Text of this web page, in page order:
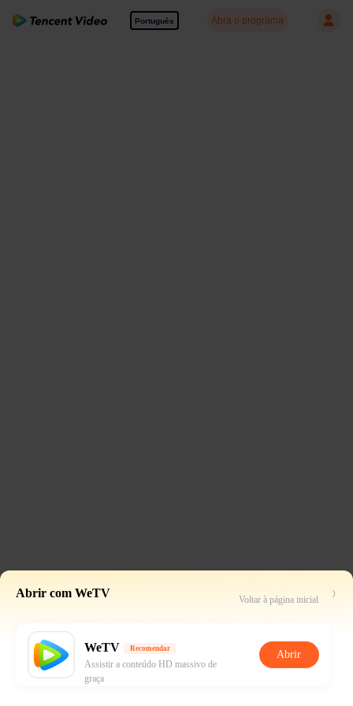
Português Abra o programa
Abrir com WeTV Voltar à página inicial
WeTV Recomendar
Assistir a conteúdo HD massivo de
graça
Abrir